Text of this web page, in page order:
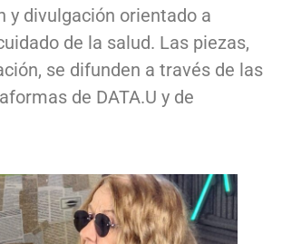
y divulgación orientado a
de la salud. Las piezas,
se difunden a través de las
de DATA.U y de